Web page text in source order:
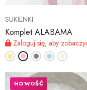
SUKIENKI
Komplet ALABAMA
Zaloguj się, aby
NOWOŚĆ